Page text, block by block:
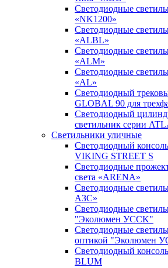
Светодиодные
«NK1200»
Светодиодные
«ALBL»
Светодиодные
«ALM»
Светодиодные
«AL»
Светодиодный
GLOBAL 90 для
Светодиодный
светильник серии
Светильники уличные
Cветодиодный
VIKING STREET S
Светодиодные
света «ARENA»
Светодиодные
АЗС»
Светодиодные
"Эколюмен УССK"
Светодиодные
оптикой "Эколюмен
Светодиодный
BLUM